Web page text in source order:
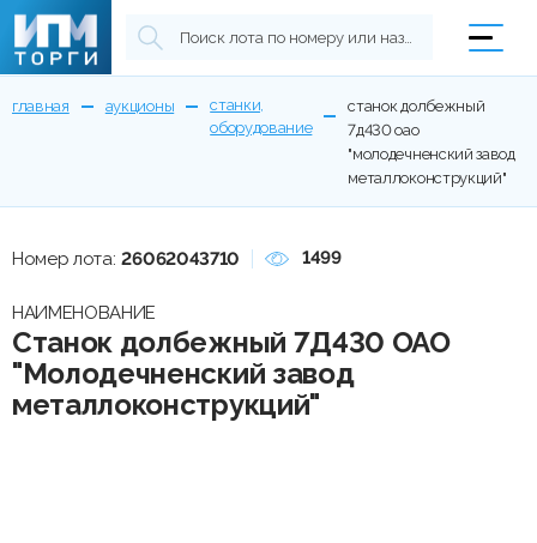
главная аукционы
станки,
оборудование
станок долбежный
7д430 оао
"молодечненский завод
металлоконструкций"
Номер лота: 26062043710 1499
НАИМЕНОВАНИЕ
Станок долбежный 7Д430 ОАО
"Молодечненский завод
металлоконструкций"